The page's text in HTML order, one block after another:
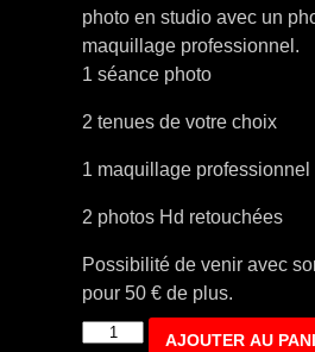
photo en studio avec un
maquillage professionnel.
1 séance photo
2 tenues de votre choix
1 maquillage professionnel
2 photos Hd retouchées
Possibilité de venir avec
pour 50 € de plus.
quantité
AJOUTER AU